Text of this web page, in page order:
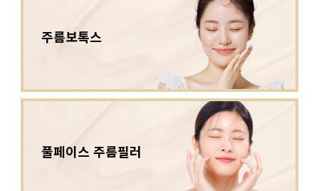
주름보톡스
풀페이스 주름필러